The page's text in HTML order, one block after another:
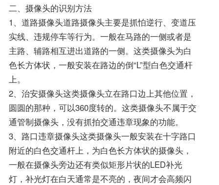
二、摄像头的识别方法
1、道路摄像头道路摄像头主要是抓怕逆行、变道压
实线、违规停车等行为。一般在马路的一侧或者是
主路、辅路相互进出道路的一侧。这类摄像头为白
色长方体状，一般安装在路边的倒“L”型白色交通杆
上。
2、治安摄像头这类摄像头立在路口边上其他位置，
圆圆的那种，可以360度转的。这类摄像头不属于交
通管制摄像头，没有抓拍交通违章现象的功能。
3、路口违章摄像头这类摄像头一般安装在十字路口
附近的白色交通杆上，为白色长方体状的摄像头，
一般在摄像头旁边还有类似矩形片状的LED补光
灯，补光灯在白天通常是不亮的，夜间才会高频闪